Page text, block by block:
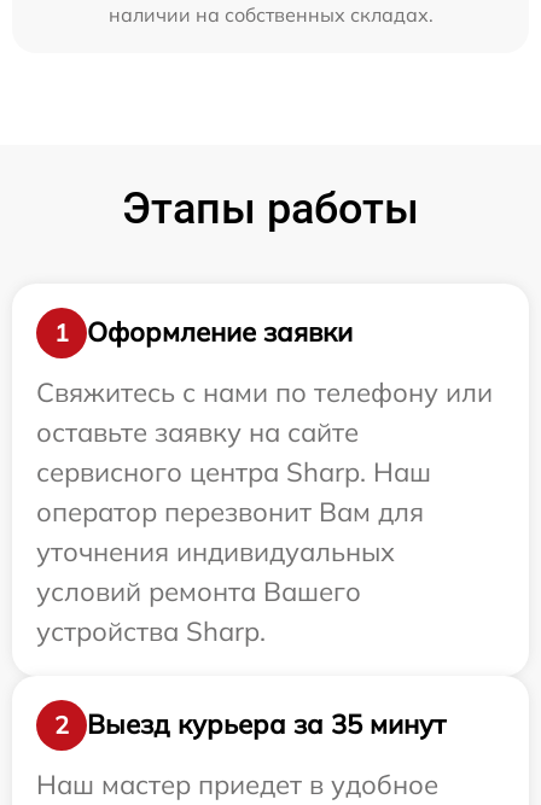
наличии на собственных складах.
Этапы работы
1
Оформление заявки
Свяжитесь с нами по телефону или
оставьте заявку на сайте
сервисного центра Sharp. Наш
оператор перезвонит Вам для
уточнения индивидуальных
условий ремонта Вашего
устройства Sharp.
2
Выезд курьера за 35 минут
Наш мастер приедет в удобное